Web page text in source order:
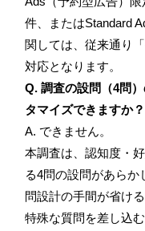
件、またはStandard
関しては、従来通り
対応となります。
Q. 調査の設問（4問
タマイズできますか？
A. できません。
本調査は、認知度・
る4問の設問があら
問設計の手間が省け
特殊な質問を差し込